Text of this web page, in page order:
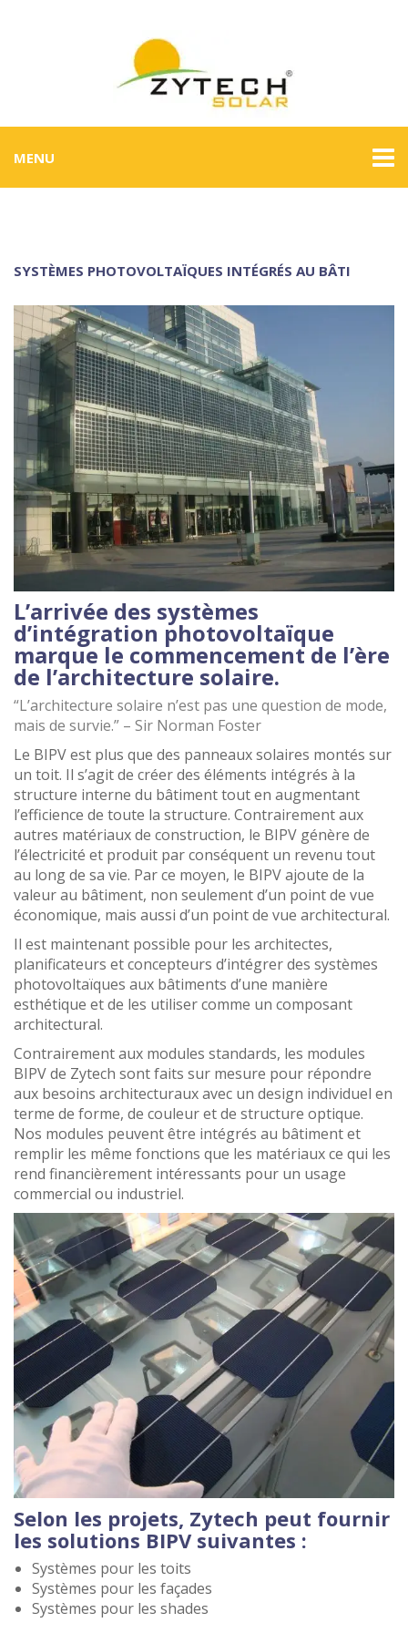
MENU
SYSTÈMES PHOTOVOLTAÏQUES INTÉGRÉS AU BÂTI
L’arrivée des systèmes
d’intégration photovoltaïque
marque le commencement de l’ère
de l’architecture solaire.
“L’architecture solaire n’est pas une question de mode,
mais de survie.” – Sir Norman Foster
Le BIPV est plus que des panneaux solaires montés sur
un toit. Il s’agit de créer des éléments intégrés à la
structure interne du bâtiment tout en augmentant
l’efficience de toute la structure. Contrairement aux
autres matériaux de construction, le BIPV génère de
l’électricité et produit par conséquent un revenu tout
au long de sa vie. Par ce moyen, le BIPV ajoute de la
valeur au bâtiment, non seulement d’un point de vue
économique, mais aussi d’un point de vue architectural.
Il est maintenant possible pour les architectes,
planificateurs et concepteurs d’intégrer des systèmes
photovoltaïques aux bâtiments d’une manière
esthétique et de les utiliser comme un composant
architectural.
Contrairement aux modules standards, les modules
BIPV de Zytech sont faits sur mesure pour répondre
aux besoins architecturaux avec un design individuel en
terme de forme, de couleur et de structure optique.
Nos modules peuvent être intégrés au bâtiment et
remplir les même fonctions que les matériaux ce qui les
rend financièrement intéressants pour un usage
commercial ou industriel.
Selon les projets, Zytech peut fournir
les solutions BIPV suivantes :
Systèmes pour les toits
Systèmes pour les façades
Systèmes pour les shades